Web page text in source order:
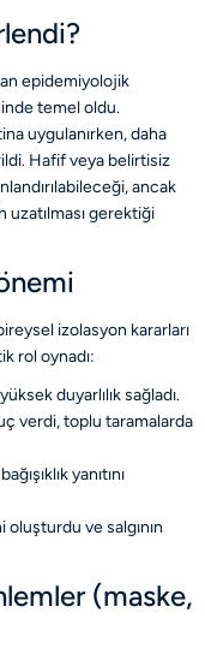
epidemiyolojik
temel oldu.
uygulanırken, daha
Hafif veya belirtisiz
ancak
gerektiği
izolasyon kararları
rol oynadı:
duyarlılık sağladı.
verdi, toplu taramalarda
yanıtını
oluşturdu ve salgının
(maske,